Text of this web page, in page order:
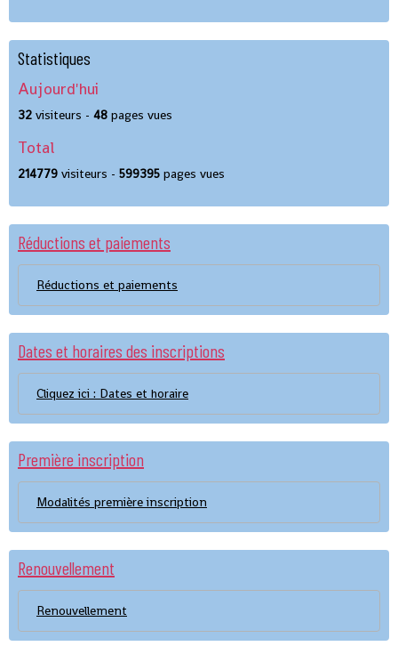
Statistiques
Aujourd'hui
32 visiteurs - 48 pages vues
Total
214779 visiteurs - 599395 pages vues
Réductions et paiements
Réductions et paiements
Dates et horaires des inscriptions
Cliquez ici : Dates et horaire
Première inscription
Modalités première inscription
Renouvellement
Renouvellement